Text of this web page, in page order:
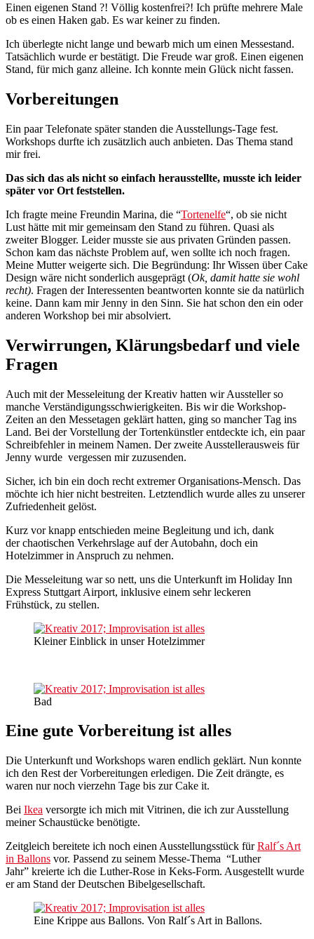
Einen eigenen Stand ?! Völlig kostenfrei?! Ich prüfte mehrere Male
ob es einen Haken gab. Es war keiner zu finden.
Ich überlegte nicht lange und bewarb mich um einen Messestand.
Tatsächlich wurde er bestätigt. Die Freude war groß. Einen eigenen
Stand, für mich ganz alleine. Ich konnte mein Glück nicht fassen.
Vorbereitungen
Ein paar Telefonate später standen die Ausstellungs-Tage fest.
Workshops durfte ich zusätzlich auch anbieten. Das Thema stand
mir frei.
Das sich das als nicht so einfach herausstellte, musste ich leider
später vor Ort feststellen.
Ich fragte meine Freundin Marina, die “Tortenelfe“, ob sie nicht
Lust hätte mit mir gemeinsam den Stand zu führen. Quasi als
zweiter Blogger. Leider musste sie aus privaten Gründen passen.
Schon kam das nächste Problem auf, wen sollte ich noch fragen.
Meine Mutter weigerte sich. Die Begründung: Ihr Wissen über Cake
Design wäre nicht sonderlich ausgeprägt (Ok, damit hatte sie wohl
recht). Fragen der Interessenten beantworten konnte sie da natürlich
keine. Dann kam mir Jenny in den Sinn. Sie hat schon den ein oder
anderen Workshop bei mir absolviert.
Verwirrungen, Klärungsbedarf und viele
Fragen
Auch mit der Messeleitung der Kreativ hatten wir Aussteller so
manche Verständigungsschwierigkeiten. Bis wir die Workshop-
Zeiten an den Messetagen geklärt hatten, ging so mancher Tag ins
Land. Bei der Vorstellung der Tortenkünstler entdeckte ich, ein paar
Schreibfehler in meinem Namen. Der zweite Ausstellerausweis für
Jenny wurde vergessen mir zuzusenden.
Sicher, ich bin ein doch recht extremer Organisations-Mensch. Das
möchte ich hier nicht bestreiten. Letztendlich wurde alles zu unserer
Zufriedenheit gelöst.
Kurz vor knapp entschieden meine Begleitung und ich, dank
der chaotischen Verkehrslage auf der Autobahn, doch ein
Hotelzimmer in Anspruch zu nehmen.
Die Messeleitung war so nett, uns die Unterkunft im Holiday Inn
Express Stuttgart Airport, inklusive einem sehr leckeren
Frühstück, zu stellen.
Kleiner Einblick in unser Hotelzimmer
Bad
Eine gute Vorbereitung ist alles
Die Unterkunft und Workshops waren endlich geklärt. Nun konnte
ich den Rest der Vorbereitungen erledigen. Die Zeit drängte, es
waren nur noch vierzehn Tage bis zur Cake it.
Bei Ikea versorgte ich mich mit Vitrinen, die ich zur Ausstellung
meiner Schaustücke benötigte.
Zeitgleich bereitete ich noch einen Ausstellungsstück fürRalf´s Art
in Ballons vor. Passend zu seinem Messe-Thema “Luther
Jahr” kreierte ich die Luther-Rose in Keks-Form. Ausgestellt wurde
er am Stand der Deutschen Bibelgesellschaft.
Eine Krippe aus Ballons. Von Ralf´s Art in Ballons.